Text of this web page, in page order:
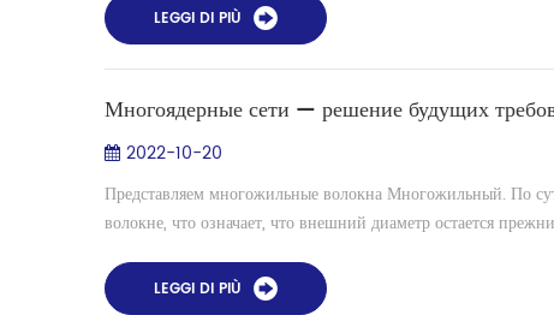
LEGGI DI PIÙ
Многоядерные сети — решение будущих
2022-10-20
Представляем многожильные волокна Многожильный. По
волокне, что означает, что внешний диаметр остается
LEGGI DI PIÙ